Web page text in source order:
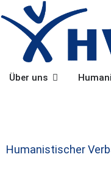
Inhalt
springen
Über uns Öffne Über uns
Humanistischer